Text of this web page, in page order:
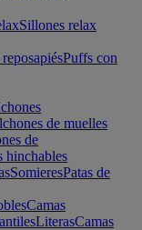
Sillones relax
Puffs con
de muelles
de
hinchables
SomieresPatas de
Camas
LiterasCamas